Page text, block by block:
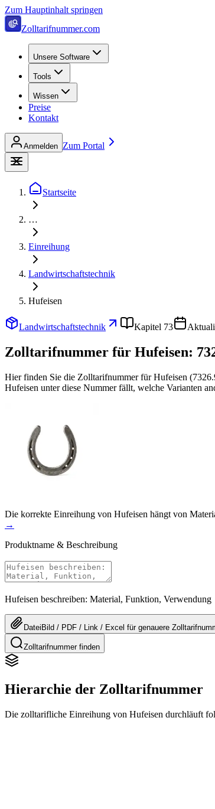
Zum Hauptinhalt springen
Zolltarifnummer.com
Unsere Software
Tools
Wissen
Preise
Kontakt
Anmelden Zum Portal
Startseite
…
Einreihung
Landwirtschaftstechnik
Hufeisen
Landwirtschaftstechnik Kapitel 73
Zolltarifnummer für Hufeisen:
Hier finden Sie die Zolltarifnummer für Hufeisen
Hufeisen unter diese Nummer fällt, welche Varianten
Die korrekte Einreihung von Hufeisen hängt von
→
Produktname & Beschreibung
Hufeisen beschreiben: Material, Funktion, Verwendung
Datei Bild / PDF / Link / Excel für genauere
Zolltarifnummer finden
Hierarchie der Zolltarifnummer
Die zolltarifliche Einreihung von Hufeisen durchläuft